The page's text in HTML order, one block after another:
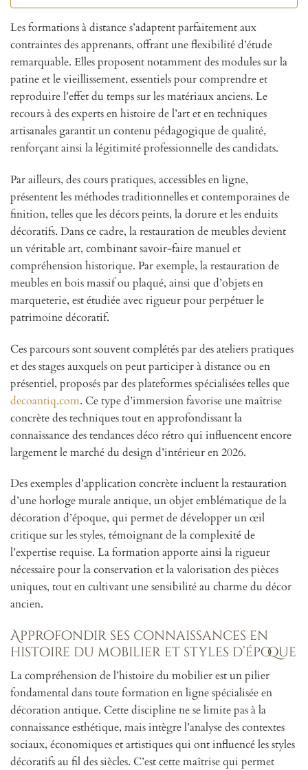
Les formations à distance s’adaptent parfaitement aux
contraintes des apprenants, offrant une flexibilité d’étude
remarquable. Elles proposent notamment des modules sur la
patine et le vieillissement, essentiels pour comprendre et
reproduire l’effet du temps sur les matériaux anciens. Le
recours à des experts en histoire de l’art et en techniques
artisanales garantit un contenu pédagogique de qualité,
renforçant ainsi la légitimité professionnelle des candidats.
Par ailleurs, des cours pratiques, accessibles en ligne,
présentent les méthodes traditionnelles et contemporaines de
finition, telles que les décors peints, la dorure et les enduits
décoratifs. Dans ce cadre, la restauration de meubles devient
un véritable art, combinant savoir-faire manuel et
compréhension historique. Par exemple, la restauration de
meubles en bois massif ou plaqué, ainsi que d’objets en
marqueterie, est étudiée avec rigueur pour perpétuer le
patrimoine décoratif.
Ces parcours sont souvent complétés par des ateliers pratiques
et des stages auxquels on peut participer à distance ou en
présentiel, proposés par des plateformes spécialisées telles que
decoantiq.com. Ce type d’immersion favorise une maîtrise
concrète des techniques tout en approfondissant la
connaissance des tendances déco rétro qui influencent encore
largement le marché du design d’intérieur en 2026.
Des exemples d’application concrète incluent la restauration
d’une horloge murale antique, un objet emblématique de la
décoration d’époque, qui permet de développer un œil
critique sur les styles, témoignant de la complexité de
l’expertise requise. La formation apporte ainsi la rigueur
nécessaire pour la conservation et la valorisation des pièces
uniques, tout en cultivant une sensibilité au charme du décor
ancien.
Approfondir ses connaissances en
histoire du mobilier et styles d’époque
La compréhension de l’histoire du mobilier est un pilier
fondamental dans toute formation en ligne spécialisée en
décoration antique. Cette discipline ne se limite pas à la
connaissance esthétique, mais intègre l’analyse des contextes
sociaux, économiques et artistiques qui ont influencé les styles
décoratifs au fil des siècles. C’est cette maîtrise qui permet